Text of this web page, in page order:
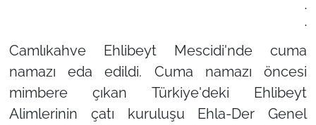
.
.
Camlıkahve Ehlibeyt Mescidi'nde cuma
namazı eda edildi. Cuma namazı öncesi
mimbere çıkan Türkiye'deki Ehlibeyt
Alimlerinin çatı kuruluşu Ehla-Der Genel